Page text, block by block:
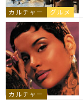
カルチャー グルメ
カルチャー